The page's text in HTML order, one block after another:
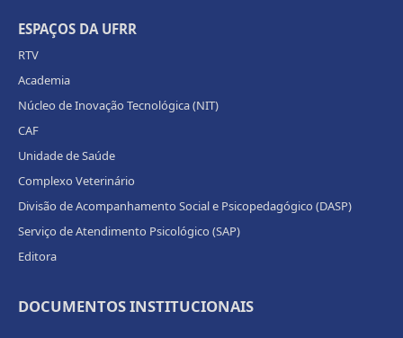
ESPAÇOS DA UFRR
RTV
Academia
Núcleo de Inovação Tecnológica (NIT)
CAF
Unidade de Saúde
Complexo Veterinário
Divisão de Acompanhamento Social e Psicopedagógico (DASP)
Serviço de Atendimento Psicológico (SAP)
Editora
DOCUMENTOS INSTITUCIONAIS